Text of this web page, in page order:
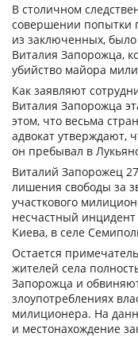
В столичном
совершении попытки
из заключенных,
Виталия Запорожца,
убийство майора
Как заявляют
Виталия Запорожца
этом, что весьма
адвокат утверждают,
он пребывал в
Виталий Запорожец
лишения свободы за
участкового
несчастный
Киева, в селе
Остается
жителей села
Запорожца и
злоупотреблениях
милиционера. На
и местонахождение